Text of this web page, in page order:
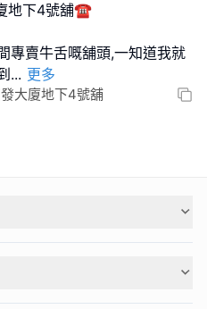
地下4號舖☎️
專賣牛舌嘅舖頭,一知道我就
... 更多
大廈地下4號舖